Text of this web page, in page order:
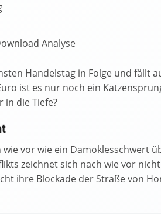
Handelstag in Folge und fällt
ist es nur noch ein
in die Tiefe?
vor wie ein Damoklesschwert
zeichnet sich nach wie vor
ihre Blockade der Straße von